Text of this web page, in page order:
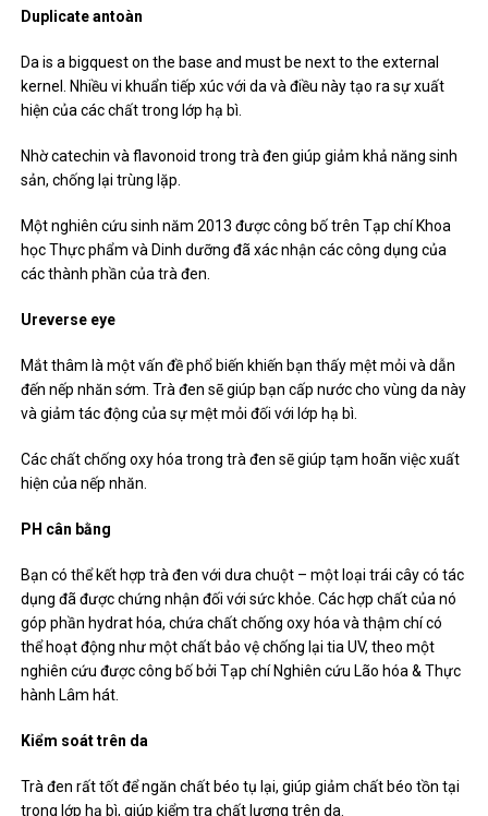
Duplicate antoàn
Da is a bigquest on the base and must be next to the external
kernel. Nhiều vi khuẩn tiếp xúc với da và điều này tạo ra sự xuất
hiện của các chất trong lớp hạ bì.
Nhờ catechin và flavonoid trong trà đen giúp giảm khả năng sinh
sản, chống lại trùng lặp.
Một nghiên cứu sinh năm 2013 được công bố trên Tạp chí Khoa
học Thực phẩm và Dinh dưỡng đã xác nhận các công dụng của
các thành phần của trà đen.
Ureverse eye
Mắt thâm là một vấn đề phổ biến khiến bạn thấy mệt mỏi và dẫn
đến nếp nhăn sớm. Trà đen sẽ giúp bạn cấp nước cho vùng da này
và giảm tác động của sự mệt mỏi đối với lớp hạ bì.
Các chất chống oxy hóa trong trà đen sẽ giúp tạm hoãn việc xuất
hiện của nếp nhăn.
PH cân bằng
Bạn có thể kết hợp trà đen với dưa chuột – một loại trái cây có tác
dụng đã được chứng nhận đối với sức khỏe. Các hợp chất của nó
góp phần hydrat hóa, chứa chất chống oxy hóa và thậm chí có
thể hoạt động như một chất bảo vệ chống lại tia UV, theo một
nghiên cứu được công bố bởi Tạp chí Nghiên cứu Lão hóa & Thực
hành Lâm hát.
Kiểm soát trên da
Trà đen rất tốt để ngăn chất béo tụ lại, giúp giảm chất béo tồn tại
trong lớp hạ bì, giúp kiểm tra chất lượng trên da.